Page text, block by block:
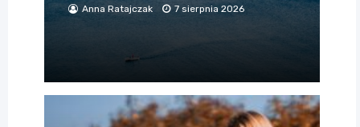
Anna Ratajczak 7 sierpnia 2026